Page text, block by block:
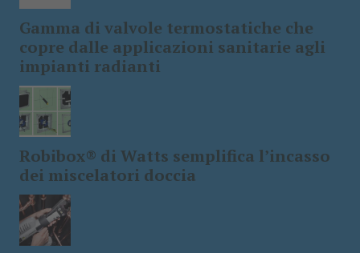
Gamma di valvole termostatiche che
copre dalle applicazioni sanitarie agli
impianti radianti
Robibox® di Watts semplifica l’incasso
dei miscelatori doccia